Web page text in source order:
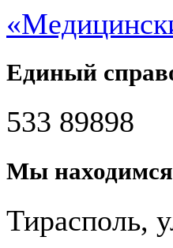
Единый
533 89898
Мы
Тирасполь,